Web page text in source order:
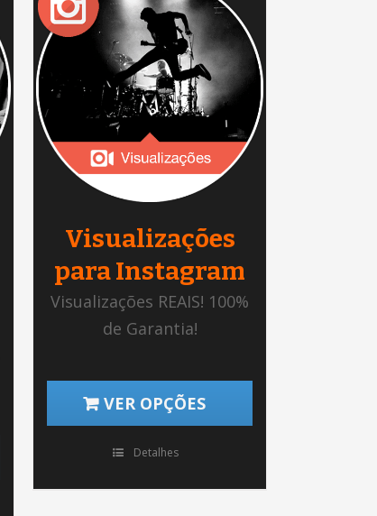
Visualizações
para Instagram
Visualizações REAIS! 100%
de Garantia!
VER OPÇÕES
Detalhes